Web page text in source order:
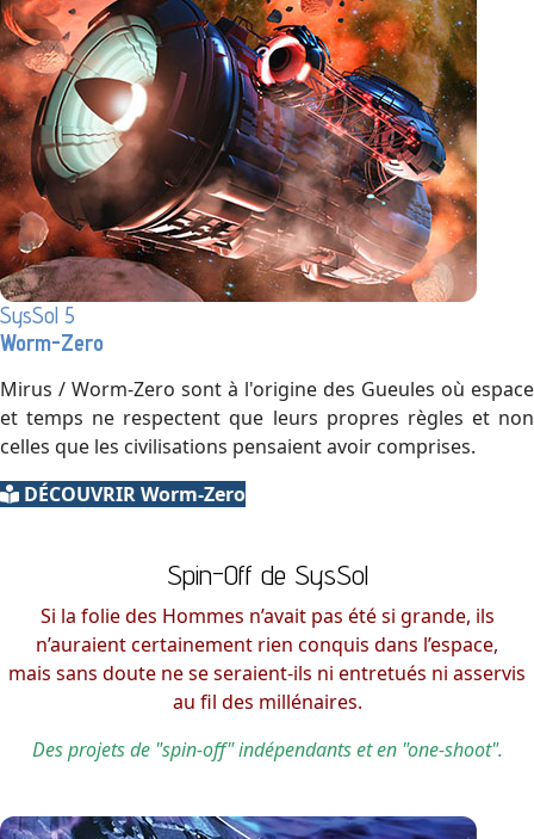
SysSol 5
Worm-Zero
Mirus / Worm-Zero sont à l'origine des Gueules où espace
et temps ne respectent que leurs propres règles et non
celles que les civilisations pensaient avoir comprises.
DÉCOUVRIR Worm-Zero
Spin-Off de SysSol
Si la folie des Hommes n’avait pas été si grande, ils
n’auraient certainement rien conquis dans l’espace,
mais sans doute ne se seraient-ils ni entretués ni asservis
au fil des millénaires.
Des projets de "spin-off" indépendants et en "one-shoot".